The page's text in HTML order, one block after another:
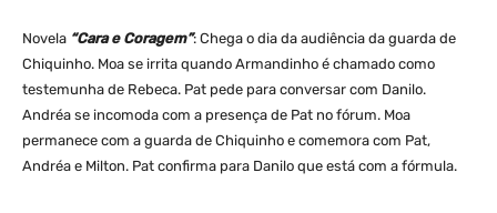
Novela “Cara e Coragem”: Chega o dia da audiência da guarda de
Chiquinho. Moa se irrita quando Armandinho é chamado como
testemunha de Rebeca. Pat pede para conversar com Danilo.
Andréa se incomoda com a presença de Pat no fórum. Moa
permanece com a guarda de Chiquinho e comemora com Pat,
Andréa e Milton. Pat confirma para Danilo que está com a fórmula.